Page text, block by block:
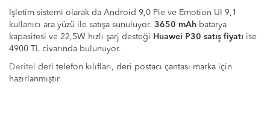
İşletim sistemi olarak da Android 9,0 Pie ve Emotion UI 9,1
kullanıcı ara yüzü ile satışa sunuluyor. 3650 mAh batarya
kapasitesi ve 22,5W hızlı şarj desteği Huawei P30 satış fiyatı ise
4900 TL civarında bulunuyor.
Deritel deri telefon kılıfları, deri postacı çantası marka için
hazırlanmıştır